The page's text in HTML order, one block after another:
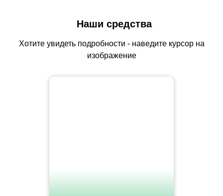
Наши средства
Хотите увидеть подробности - наведите курсор на
изображение